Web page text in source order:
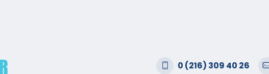
0 (216) 309 40 26